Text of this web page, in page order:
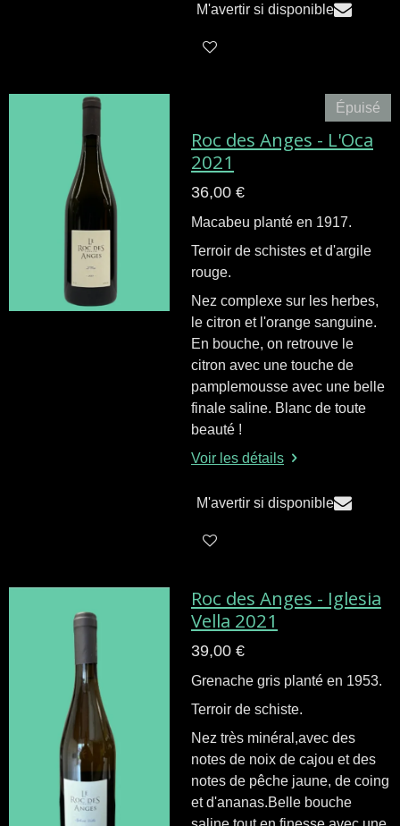
M'avertir si disponible
Épuisé
Roc des Anges - L'Oca
2021
36,00 €
Macabeu planté en 1917.
Terroir de schistes et d'argile
rouge.
Nez complexe sur les herbes,
le citron et l'orange sanguine.
En bouche, on retrouve le
citron avec une touche de
pamplemousse avec une belle
finale saline. Blanc de toute
beauté !
Voir les détails
M'avertir si disponible
Roc des Anges - Iglesia
Vella 2021
39,00 €
Grenache gris planté en 1953.
Terroir de schiste.
Nez très minéral,avec des
notes de noix de cajou et des
notes de pêche jaune, de coing
et d'ananas.Belle bouche